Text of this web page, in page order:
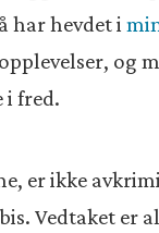
har hevdet i
og
i fred.
er ikke
Vedtaket er